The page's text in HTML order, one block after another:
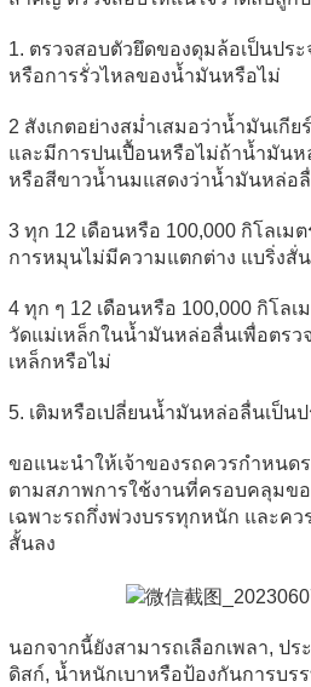
1. ตรวจสอบตัวยึดของดุมล้อเป็นปร
หรือการรั่วไหลของน้ำมันหรือไม่
2 สังเกตอย่างสม่ำเสมอว่าน้ำมันเกี
และมีการปนเปื้อนหรือไม่ถ้าน้ำมัน
หรือสีขาวน้ำนมแสดงว่าน้ำมันหล่อ
3 ทุก 12 เดือนหรือ 100,000 กิโลเม
การหมุนไม่มีความแตกต่าง แบริ่งสั่น
4 ทุก ๆ 12 เดือนหรือ 100,000 กิโล
วัดแม่เหล็กในน้ำมันหล่อลื่นเพื่อตรว
เหล็กหรือไม่
5. เติมหรือเปลี่ยนน้ำมันหล่อลื่นเป็นป
ขอแนะนำให้เจ้าของรถควรกำหนด
ตามสภาพการใช้งานที่ครอบคลุมข
เฉพาะรถกึ่งพ่วงบรรทุกหนัก และคว
สั้นลง
นอกจากนี้ยังสามารถเลือกเพลา, ปร
ดิสก์, น้ำหนักเบาหรือป้องกันการบร